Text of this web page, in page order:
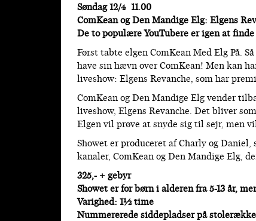
Søndag 12/4 11.00
ComKean og Den Mandige Elg: Elgens
De to populære YouTubere er igen at
Først tabte elgen ComKean Med Elg På.
have sin hævn over ComKean! Men kan
liveshow: Elgens Revanche, som har
ComKean og Den Mandige Elg vender
liveshow, Elgens Revanche. Det bliver
Elgen vil prøve at snyde sig til sejr, men
Showet er produceret af Charly og
kanaler, ComKean og Den Mandige Elg,
325,- + gebyr
Showet er for børn i alderen fra 5-13 år,
Varighed: 1½ time
Nummererede siddepladser på